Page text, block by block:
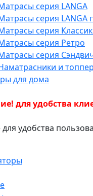
серия LANGA
серия LANGA
серия
серия Ретро
серия
и
для дома
для удобства
для удобства